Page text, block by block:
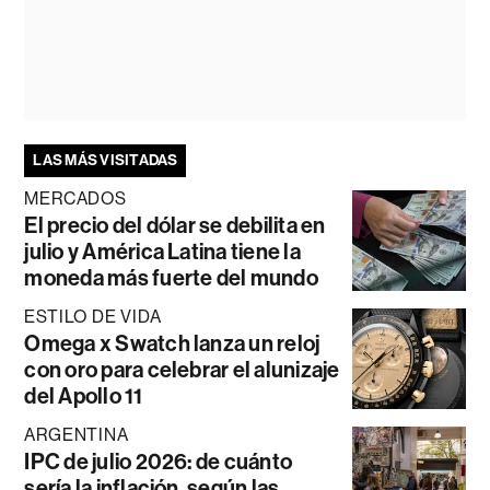
LAS MÁS VISITADAS
MERCADOS
El precio del dólar se debilita en
julio y América Latina tiene la
moneda más fuerte del mundo
ESTILO DE VIDA
Omega x Swatch lanza un reloj
con oro para celebrar el alunizaje
del Apollo 11
ARGENTINA
IPC de julio 2026: de cuánto